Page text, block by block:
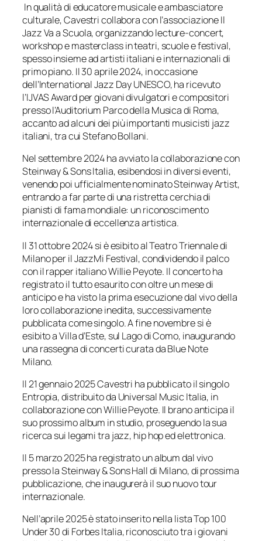
In qualità di educatore musicale e ambasciatore
culturale, Cavestri collabora con l’associazioneIl
Jazz Va a Scuola, organizzando lecture-concert,
workshop e masterclass in teatri, scuole e festival,
spesso insieme ad artisti italiani e internazionali di
primo piano. Il 30 aprile 2024, in occasione
dell’International Jazz Day UNESCO, ha ricevuto
l’IJVAS Award per giovani divulgatori e compositori
presso l’Auditorium Parco della Musica di Roma,
accanto ad alcuni dei più importanti musicisti jazz
italiani, tra cui Stefano Bollani.
Nel settembre 2024 ha avviato la collaborazione con
Steinway & Sons Italia, esibendosi in diversi eventi,
venendo poi ufficialmente nominato Steinway Artist,
entrando a far parte di una ristretta cerchia di
pianisti di fama mondiale: un riconoscimento
internazionale di eccellenza artistica.
Il 31 ottobre 2024 si è esibito al Teatro Triennale di
Milano per il JazzMi Festival, condividendo il palco
con il rapper italiano Willie Peyote. Il concerto ha
registrato il tutto esaurito con oltre un mese di
anticipo e ha visto la prima esecuzione dal vivo della
loro collaborazione inedita, successivamente
pubblicata come singolo. A fine novembre si è
esibito a Villa d’Este, sul Lago di Como, inaugurando
una rassegna di concerti curata da Blue Note
Milano.
Il 21 gennaio 2025 Cavestri ha pubblicato il singolo
Entropia, distribuito da Universal Music Italia, in
collaborazione con Willie Peyote. Il brano anticipa il
suo prossimo album in studio, proseguendo la sua
ricerca sui legami tra jazz, hip hop ed elettronica.
Il 5 marzo 2025 ha registrato un album dal vivo
presso la Steinway & Sons Hall di Milano, di prossima
pubblicazione, che inaugurerà il suo nuovo tour
internazionale.
Nell’aprile 2025 è stato inserito nella listaTop 100
Under 30di Forbes Italia, riconosciuto tra i giovani